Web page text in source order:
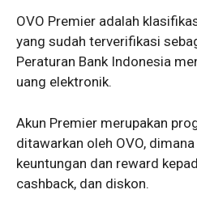
OVO Premier adalah
yang sudah terverifikasi
Peraturan Bank Indonesia
uang elektronik.
Akun Premier merupakan
ditawarkan oleh OVO,
keuntungan dan reward
cashback, dan diskon.